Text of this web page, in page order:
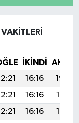
İKINDI
16:16
19:39
16:16
19:38
16:16
19:37